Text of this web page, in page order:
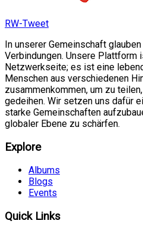
RW-Tweet
In unserer Gemeinschaft
Verbindungen. Unsere Plattform
Netzwerkseite; es ist eine
Menschen aus verschiedenen
zusammenkommen, um zu
gedeihen. Wir setzen uns dafür
starke Gemeinschaften
globaler Ebene zu schärfen.
Explore
Albums
Blogs
Events
Quick Links